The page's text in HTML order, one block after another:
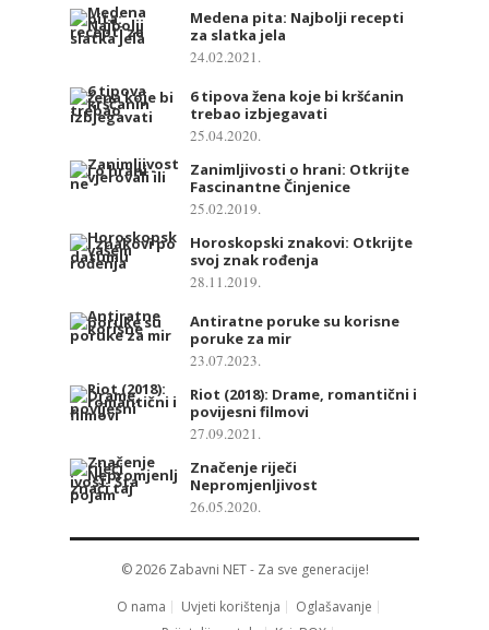
Medena pita: Najbolji recepti
za slatka jela
24.02.2021.
6 tipova žena koje bi kršćanin
trebao izbjegavati
25.04.2020.
Zanimljivosti o hrani: Otkrijte
Fascinantne Činjenice
25.02.2019.
Horoskopski znakovi: Otkrijte
svoj znak rođenja
28.11.2019.
Antiratne poruke su korisne
poruke za mir
23.07.2023.
Riot (2018): Drame, romantični i
povijesni filmovi
27.09.2021.
Značenje riječi
Nepromjenljivost
26.05.2020.
© 2026 Zabavni NET- Za sve generacije!
O nama
Uvjeti korištenja
Oglašavanje